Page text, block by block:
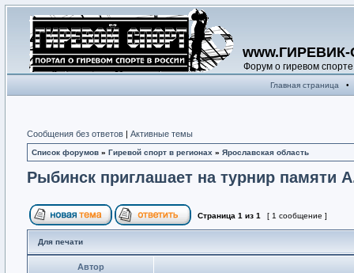
Форум о гиревом спорте
Главная страница •
Сообщения без ответов | Активные темы
Список форумов » Гиревой спорт в регионах » Ярославская область
Рыбинск приглашает на турнир памяти
Страница 1 из 1 [ 1 сообщение ]
Для печати
Автор